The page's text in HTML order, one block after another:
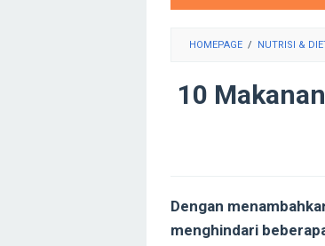
HOMEPAGE / NUTRISI &
10
Dengan
menghindari